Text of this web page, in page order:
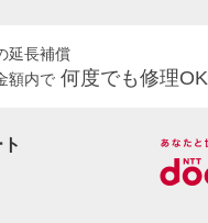
延長補償
額内で 何度でも修理OK